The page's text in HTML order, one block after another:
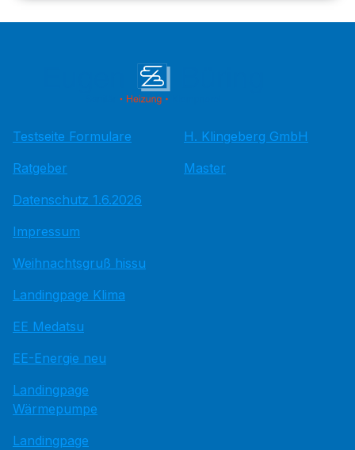
Testseite Formulare
Ratgeber
Datenschutz 1.6.2026
Impressum
Weihnachtsgruß hissu
Landingpage Klima
EE Medatsu
EE-Energie neu
Landingpage
Wärmepumpe
Landingpage
H. Klingeberg GmbH
Master